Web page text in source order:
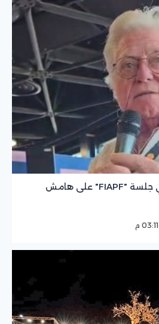
حسين فهمي يشارك في جلسة "FIAPF" على هامش